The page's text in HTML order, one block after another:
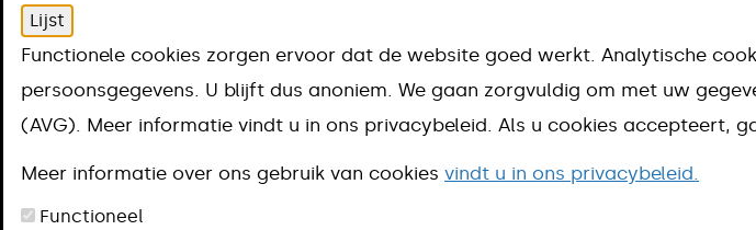
recreatie en toerisme, natuur, water, cultuurhistorie
een goede plek te krijgen. Door samen te werken
en expertise gebundeld om landschappelijke
vanuit de maatschappij waar te maken. Om deze
onderschrijven is op 22 maart 2017 het
Lijst
Functionele cookies zorgen ervoor dat de website goed werkt. Analytische
persoonsgegevens. U blijft dus anoniem. We gaan zorgvuldig om met uw
(AVG). Meer informatie vindt u in ons privacybeleid. Als u cookies accepteert,
Meer informatie over ons gebruik van cookies vindt u in ons privacybeleid.
Functioneel